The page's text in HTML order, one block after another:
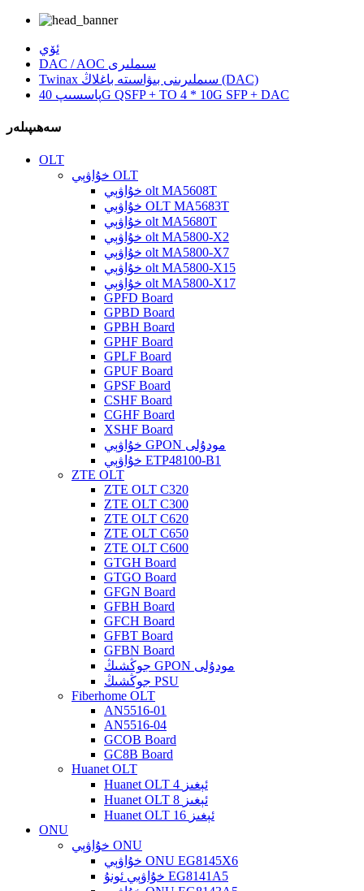
ئۆي
DAC / AOC سىملىرى
Twinax سىملىرىنى بىۋاسىتە باغلاڭ (DAC)
پاسسىپ 40G QSFP + TO 4 * 10G SFP + DAC
سەھىپىلەر
OLT
خۇاۋېي OLT
خۇاۋېي olt MA5608T
خۇاۋېي OLT MA5683T
خۇاۋېي olt MA5680T
خۇاۋېي olt MA5800-X2
خۇاۋېي olt MA5800-X7
خۇاۋېي olt MA5800-X15
خۇاۋېي olt MA5800-X17
GPFD Board
GPBD Board
GPBH Board
GPHF Board
GPLF Board
GPUF Board
GPSF Board
CSHF Board
CGHF Board
XSHF Board
خۇاۋېي GPON مودۇلى
خۇاۋېي ETP48100-B1
ZTE OLT
ZTE OLT C320
ZTE OLT C300
ZTE OLT C620
ZTE OLT C650
ZTE OLT C600
GTGH Board
GTGO Board
GFGN Board
GFBH Board
GFCH Board
GFBT Board
GFBN Board
جوڭشىڭ GPON مودۇلى
جوڭشىڭ PSU
Fiberhome OLT
AN5516-01
AN5516-04
GCOB Board
GC8B Board
Huanet OLT
Huanet OLT 4 ئېغىز
Huanet OLT 8 ئېغىز
Huanet OLT 16 ئېغىز
ONU
خۇاۋېي ONU
خۇاۋېي ONU EG8145X6
خۇاۋېي ئونۇ EG8141A5